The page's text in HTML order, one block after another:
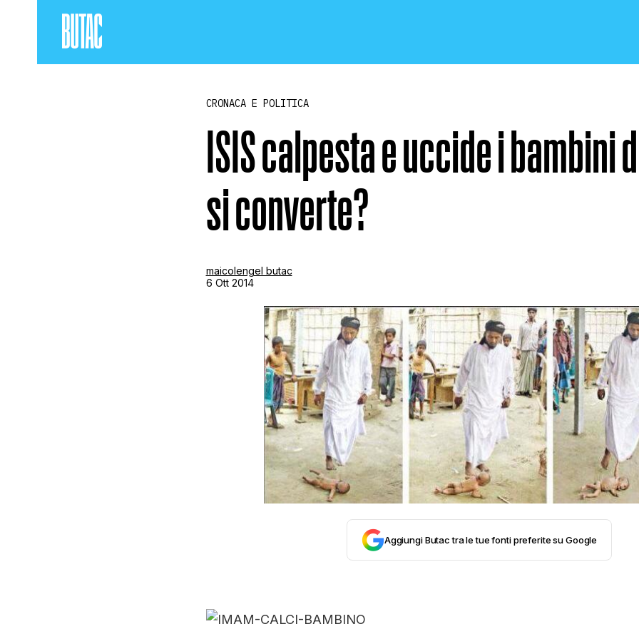
SCIENZA E TECNOLOGIA
STORIA E CITAZIONI
INTRATTENIMENTO
COMPLOTTI, LEGGENDE URBANE ED
EDITORIALI
TRUFFE E SOCIAL NETWORK
CLIMA ED ENERGIA
CRONACA E POLITICA
ISIS calpesta e uccide i bambini
si converte?
maicolengel butac
6 Ott 2014
Aggiungi Butac tra le tue fonti preferite su Google